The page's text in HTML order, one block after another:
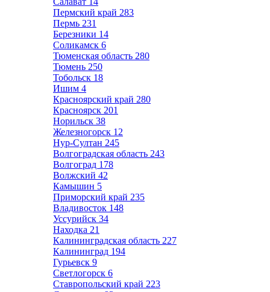
Пермский край 283
Пермь 231
Березники 14
Соликамск 6
Тюменская область 280
Тюмень 250
Тобольск 18
Ишим 4
Красноярский край 280
Красноярск 201
Норильск 38
Железногорск 12
Нур-Султан 245
Волгоградская область 243
Волгоград 178
Волжский 42
Камышин 5
Приморский край 235
Владивосток 148
Уссурийск 34
Находка 21
Калининградская область 227
Калининград 194
Гурьевск 9
Светлогорск 6
Ставропольский край 223